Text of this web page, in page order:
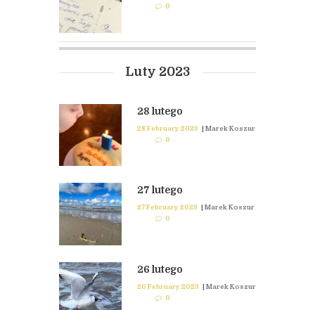
0
Luty 2023
28 lutego
28 February 2023 | Marek Koszur
0
27 lutego
27 February 2023 | Marek Koszur
0
26 lutego
26 February 2023 | Marek Koszur
0